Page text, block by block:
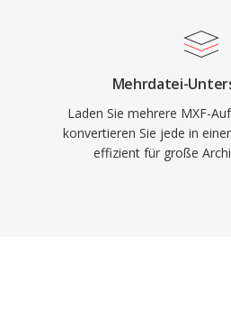
Mehrdatei-
Laden Sie mehrere MXF-
konvertieren Sie jede in
effizient für große